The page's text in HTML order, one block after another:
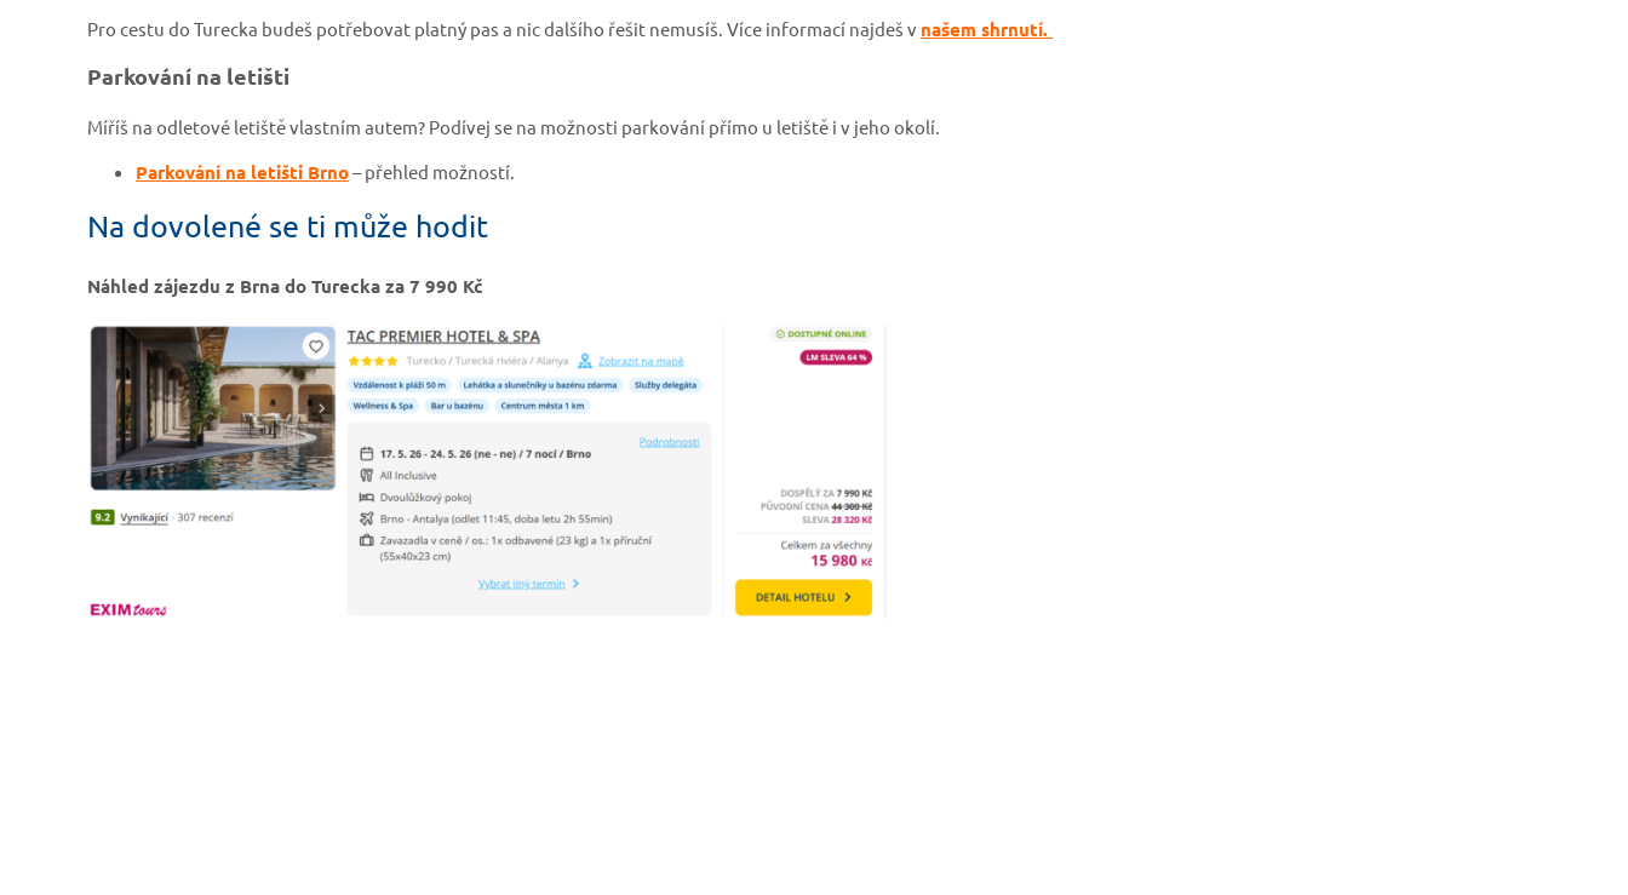
Pro cestu do Turecka budeš potřebovat platný pas a nic dalšího řešit nemusíš. Více informací najdeš v našem shrnutí.
Parkování na letišti
Míříš na odletové letiště vlastním autem? Podívej se na možnosti parkování přímo u letiště i v jeho okolí.
Parkování na letišti Brno– přehled možností.
Na dovolené se ti může hodit
Náhled zájezdu z Brna do Turecka za 7 990 Kč